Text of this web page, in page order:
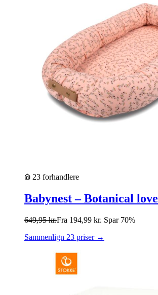
23 forhandlere
Babynest – Botanical love
649,95kr.Fra 194,99 kr. Spar 70%
Sammenlign 23 priser →